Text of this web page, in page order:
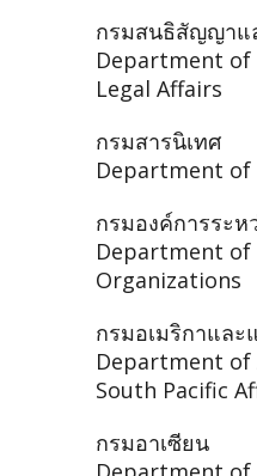
กรมสนธิสัญญาแ
Department of
Legal Affairs
กรมสารนิเทศ
Department
กรมองค์การระห
Department
Organizations
กรมอเมริกาแล
Department of
South Pacific
กรมอาเซียน